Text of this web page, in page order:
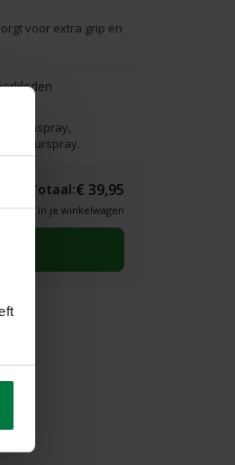
voor extra grip en
Totaal:€ 39,95
zie je in je winkelwagen